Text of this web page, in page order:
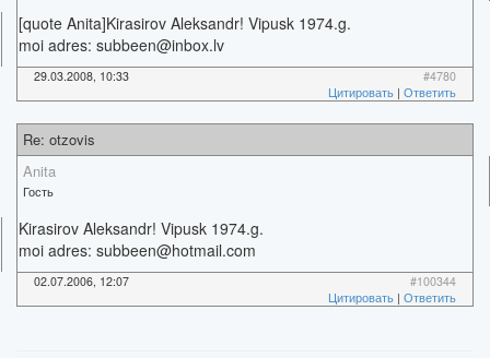
[quote Anita]Kirasirov Aleksandr! Vipusk 1974.g.
moi adres: subbeen@inbox.lv
29.03.2008, 10:33
#4780
Цитировать | Ответить
Re: otzovis
Anita
Гость
Kirasirov Aleksandr! Vipusk 1974.g.
moi adres: subbeen@hotmail.com
02.07.2006, 12:07
#100344
Цитировать | Ответить